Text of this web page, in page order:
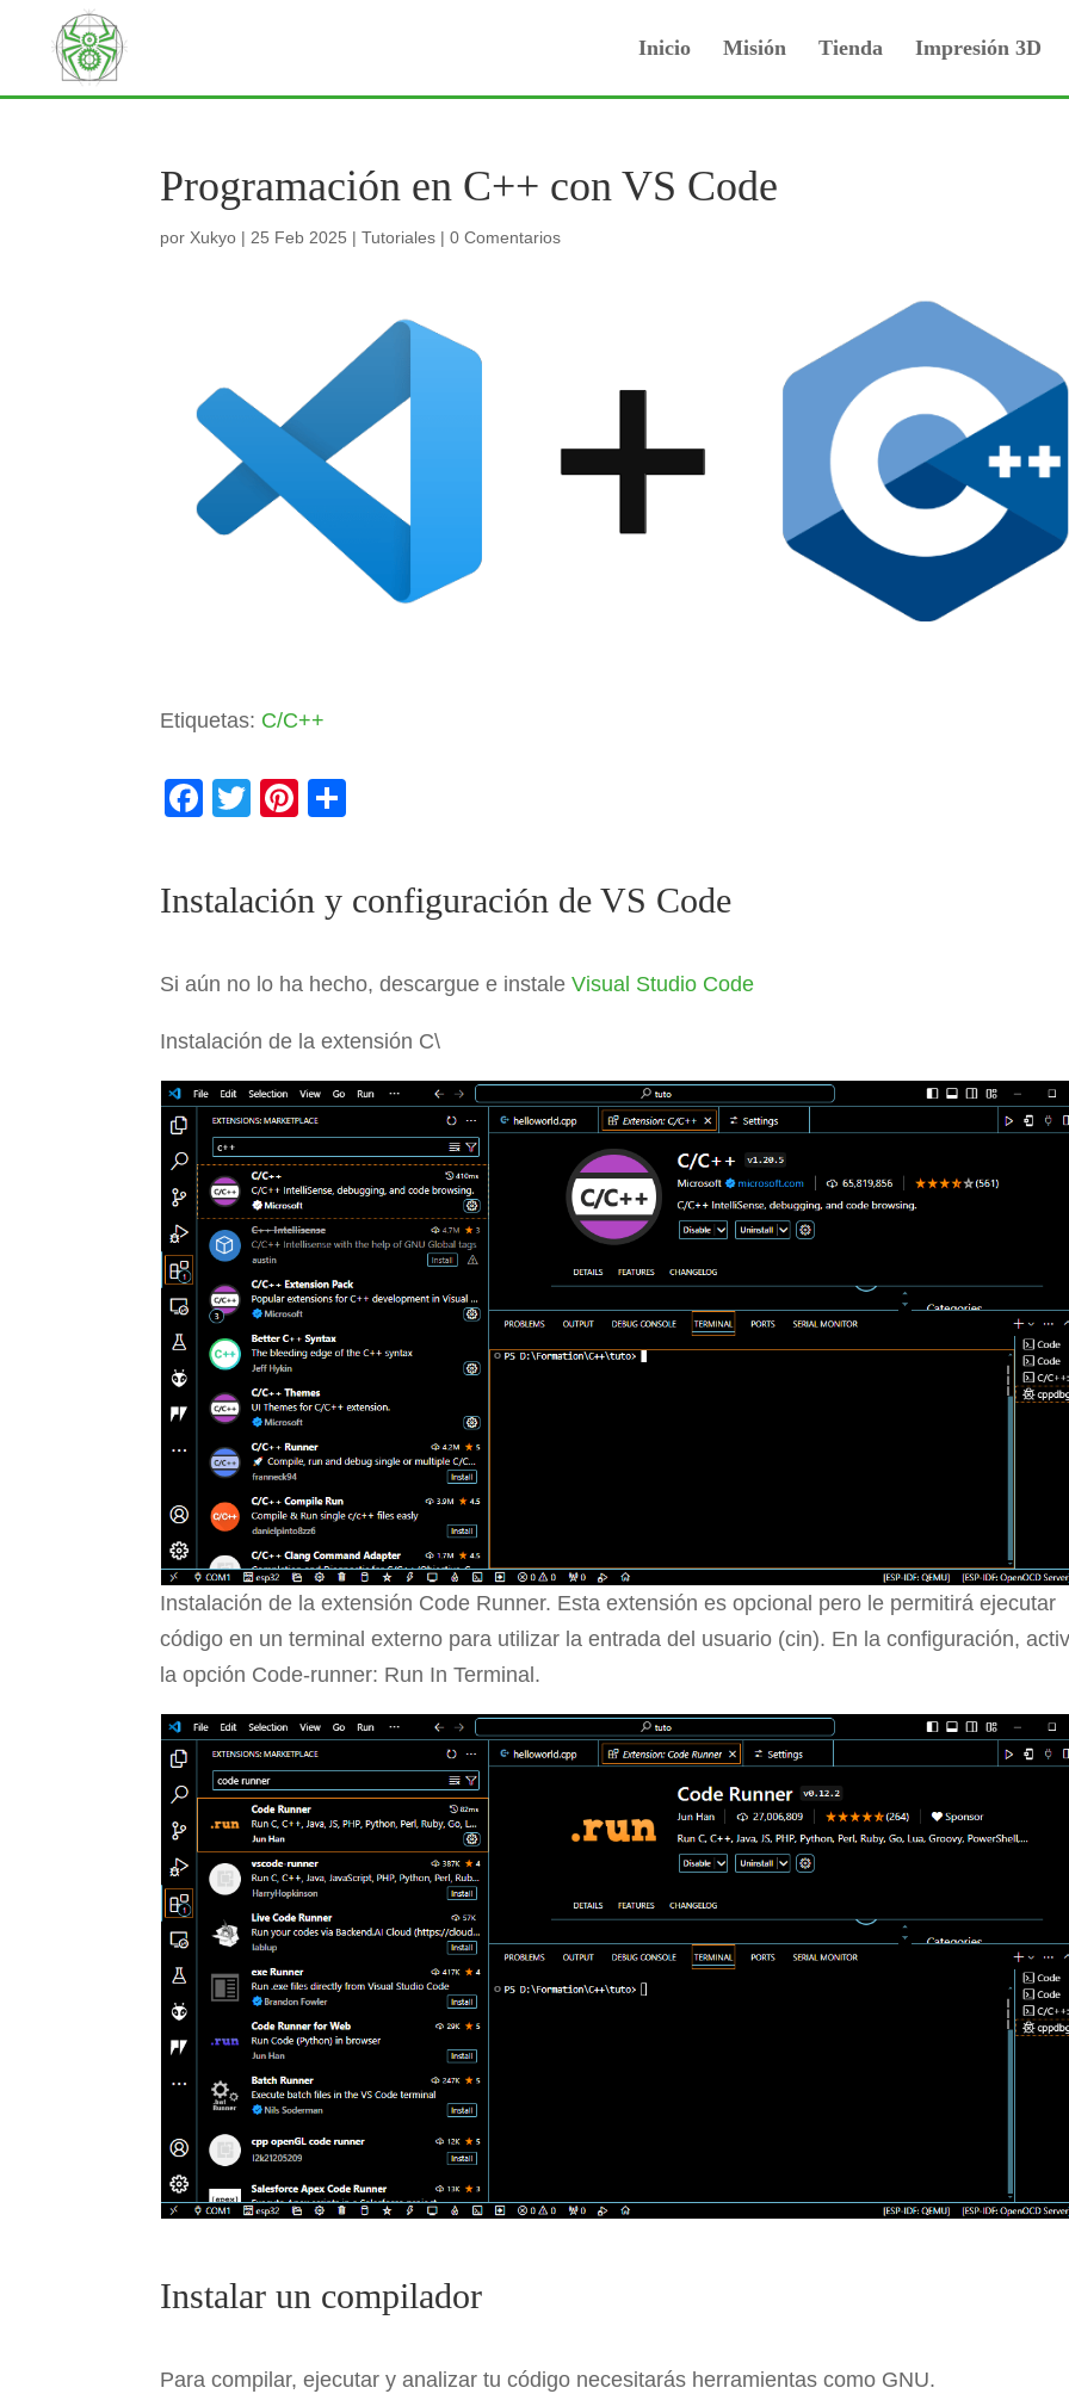
Inicio Misión Tienda Impresión 3D
Programación en C++ con VS Code
por Xukyo | 25 Feb 2025 |Tutoriales |0 Comentarios
Etiquetas: C/C++
F
e
o
o
T
er
Pi
e
p
tir
Instalación y configuración de VS Code
Si aún no lo ha hecho, descargue e instaleVisual Studio Code
Instalación de la extensión C\
Instalación de la extensión Code Runner. Esta extensión es opcional pero le permitirá ejecutar
código en un terminal externo para utilizar la entrada del usuario (cin). En la configuración,
la opción Code-runner: Run In Terminal.
Instalar un compilador
Para compilar, ejecutar y analizar tu código necesitarás herramientas como GNU.